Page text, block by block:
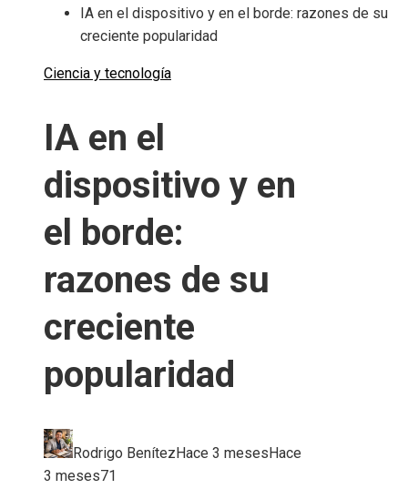
IA en el dispositivo y en el borde: razones de su
creciente popularidad
Ciencia y tecnología
IA en el
dispositivo y en
el borde:
razones de su
creciente
popularidad
Rodrigo Benítez Hace 3 meses Hace
3 meses71